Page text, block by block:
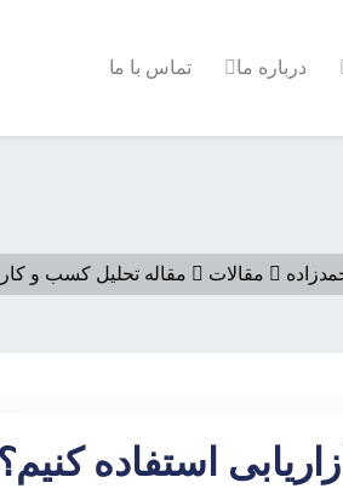
درباره ما تماس با ما
مقالات مقاله تحلیل کسب و کار
استفاده